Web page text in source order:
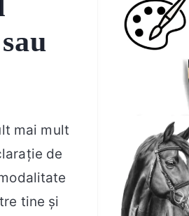
mai mult
de
tine și